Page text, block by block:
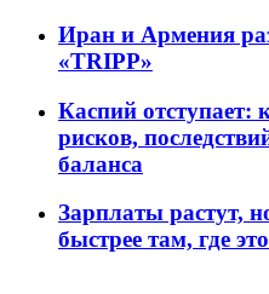
Иран и Армения
«TRIPP»
Каспий отступает:
рисков,
баланса
Зарплаты растут,
быстрее там, где